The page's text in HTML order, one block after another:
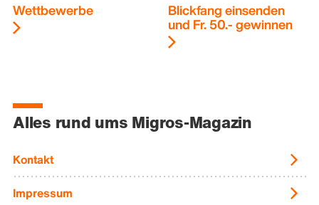
Wettbewerbe Blickfang einsenden
und Fr. 50.- gewinnen
Alles rund ums Migros-Magazin
Kontakt
Impressum